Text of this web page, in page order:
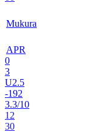
Mukura
APR
0
3
U2.5
-192
3.3/10
12
30